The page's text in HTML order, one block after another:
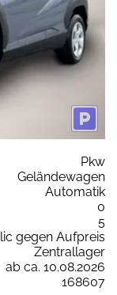
Pkw
Geländewagen
Automatik
0
5
gegen Aufpreis
Zentrallager
ab ca. 10.08.2026
168607